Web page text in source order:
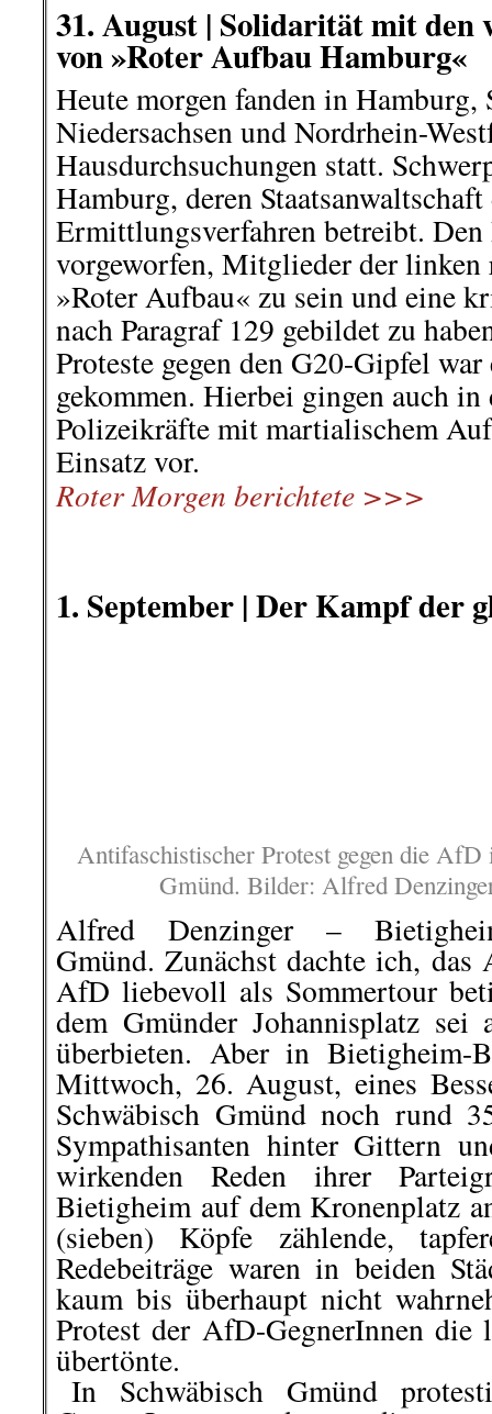
31. August | Solidarität mit den
von »Roter Aufbau Hamburg«
Heute morgen fanden in
Niedersachsen und Nordrhein-
Hausdurchsuchungen statt.
Hamburg, deren Staatsanwaltschaft
Ermittlungsverfahren betreibt.
vorgeworfen, Mitglieder der linken
»Roter Aufbau« zu sein und eine
nach Paragraf 129 gebildet zu
Proteste gegen den G20-Gipfel
gekommen. Hierbei gingen auch
Polizeikräfte mit martialischem
Einsatz vor.
Roter Morgen berichtete >>>
1. September |Der Kampf der
dem Gmünder Johannisplatz
überbieten. Aber in
Mittwoch, 26. August, eines
Schwäbisch Gmünd noch rund
Sympathisanten hinter Gittern
wirkenden Reden ihrer
Bietigheim auf dem Kronenplatz
(sieben) Köpfe zählende,
Redebeiträge waren in beiden
kaum bis überhaupt nicht
Protest der AfD-GegnerInnen die
übertönte.
..In Schwäbisch Gmünd
GegnerInnen rund um die
stehenden AfDler. In
AntifaschistInnen in einem
Bahnhof zum Kronenplatz. Dort
auf 70 Personen an.
Alfred Denzinger berichtete auf